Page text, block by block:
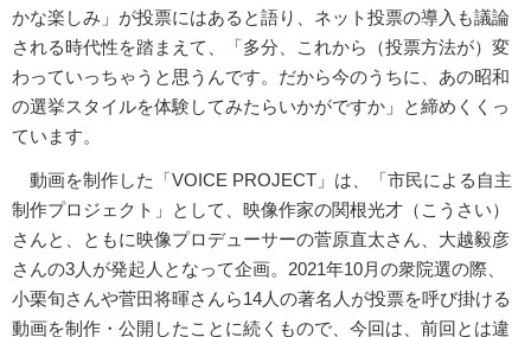
かな楽しみ」が投票にはあると語り、ネット投票の導入も議論
される時代性を踏まえて、「多分、これから（投票方法が）変
わっていっちゃうと思うんです。だから今のうちに、あの昭和
の選挙スタイルを体験してみたらいかがですか」と締めくくっ
ています。
動画を制作した「VOICE PROJECT」は、「市民による自主
制作プロジェクト」として、映像作家の関根光才（こうさい）
さんと、ともに映像プロデューサーの菅原直太さん、大越毅彦
さんの3人が発起人となって企画。2021年10月の衆院選の際、
小栗旬さんや菅田将暉さんら14人の著名人が投票を呼び掛ける
動画を制作・公開したことに続くもので、今回は、前回とは違